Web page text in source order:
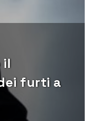
il
furti a